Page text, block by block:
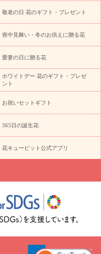
トのお供えフラワー
お盆（新
お見舞い
お取り寄せギフト
ミディ胡蝶蘭
プリザーブ
レンジメント 花束
スタ
胡蝶蘭 胡蝶蘭・花鉢
お供え
世界初の青色胡蝶蘭
プリザーブドフラワー
トギフト
セミオーダー
花とみどりのeギフト
イエローオレンジ
レッ
コキキョウ
い・4000円～
お祝い・
い・ 10000円～
お供え・お
お祝いを贈るときのマナー・
ム一覧
誕生日のお花を「色
算相場
出産祝いお役立ち情
敬老の日 花のギフト・プレゼント
喪中見舞い・冬のお供えに贈る花
愛妻の日に贈る花
ホワイトデー 花のギフト・プレゼ
ント
お祝いセットギフト
365日の誕生花
花キューピット公式アプリ